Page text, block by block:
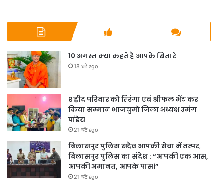
10 अगस्त क्या कहते है आपके सितारे
18 घंटे ago
शहीद परिवार को तिरंगा एवं श्रीफल भेंट कर
किया सम्मान भाजयुमो जिला अध्यक्ष उमंग
पांडेय
21 घंटे ago
बिलासपुर पुलिस सदैव आपकी सेवा में तत्पर,
बिलासपुर पुलिस का संदेश : “आपकी एक आस,
आपकी अमानत, आपके पास।”
21 घंटे ago